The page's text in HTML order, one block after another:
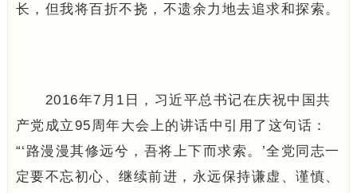
长，但我将百折不挠，不遗余力地去追求和探索。
2016年7月1日，习近平总书记在庆祝中国共
产党成立95周年大会上的讲话中引用了这句话：
“‘路漫漫其修远兮，吾将上下而求索。’全党同志一
定要不忘初心、继续前进，永远保持谦虚、谨慎、